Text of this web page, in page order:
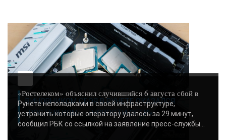
ВИНОВНИКОМ СБОЯ В РУНЕТЕ ОКАЗАЛСЯ
«РОСТЕЛЕКОМ» - «НОВОСТИ СЕТИ»..
«Ростелеком» объяснил случившийся 6 августа сбой в
Рунете неполадками в своей инфраструктуре,
устранить которые оператору удалось за 29 минут,
сообщил РБК со ссылкой на заявление пресс-службы...